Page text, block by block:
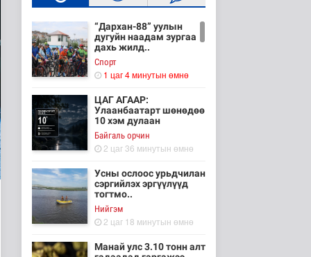
“Дархан-88” уулын
дугуйн наадам зургаа
дахь жилд..
Cпорт
1 цаг 4 минутын өмнө
ЦАГ АГААР:
Улаанбаатарт шөнөдөө
10 хэм дулаан
Байгаль орчин
2 цаг 36 минутын өмнө
Усны ослоос урьдчилан
сэргийлэх эргүүлүүд
тогтмо..
Нийгэм
2 цаг 18 минутын өмнө
Манай улс 3.10 тонн алт